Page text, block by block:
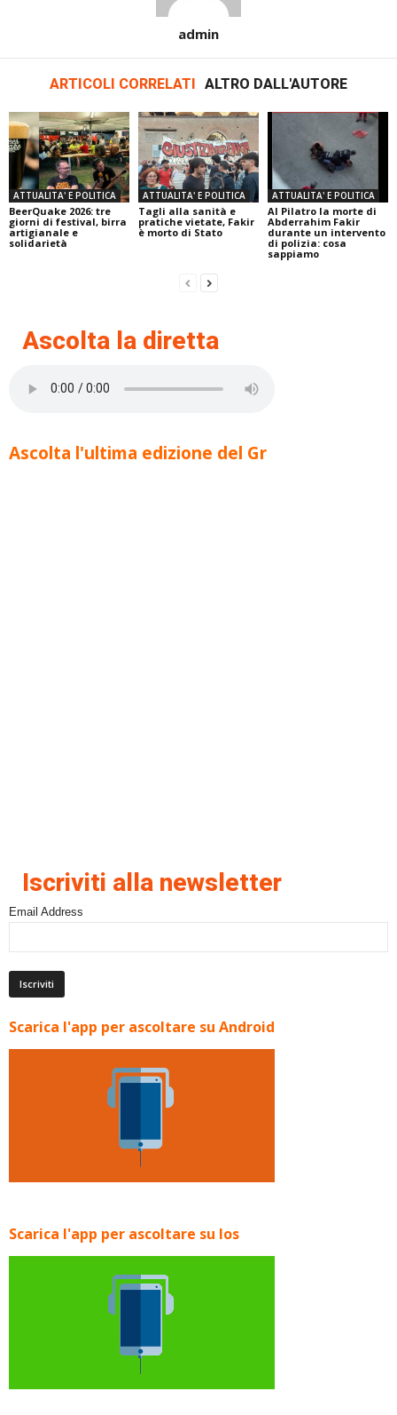
admin
ARTICOLI CORRELATI ALTRO DALL'AUTORE
ATTUALITA' E POLITICA
BeerQuake 2026: tre
giorni di festival, birra
artigianale e
solidarietà
ATTUALITA' E POLITICA
Tagli alla sanità e
pratiche vietate, Fakir
è morto di Stato
ATTUALITA' E POLITICA
Al Pilatro la morte di
Abderrahim Fakir
durante un intervento
di polizia: cosa
sappiamo
Ascolta la diretta
Ascolta l'ultima edizione del Gr
Iscriviti alla newsletter
Email Address
Scarica l'app per ascoltare su Android
Scarica l'app per ascoltare su Ios